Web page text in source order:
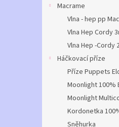
Macrame
Vlna - hep pp
Vlna Hep Cordy
Vlna Hep -Cordy
Háčkovací příze
Příze Puppets
Moonlight 100%
Moonlight
Kordonetka
Sněhurka